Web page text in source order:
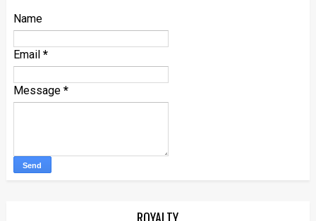
Name
Email *
Message *